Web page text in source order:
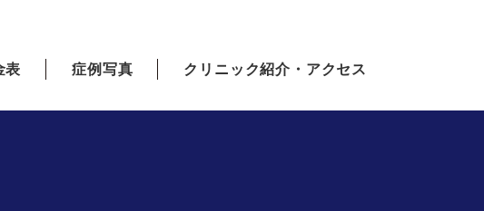
表 症例写真 クリニック紹介・アクセス